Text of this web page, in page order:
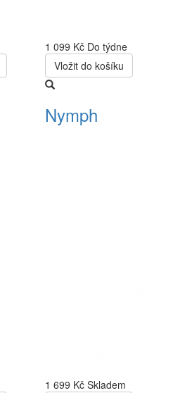
1 099 Kč Do týdne
Vložit do košíku
Nymph
1 699 Kč Skladem